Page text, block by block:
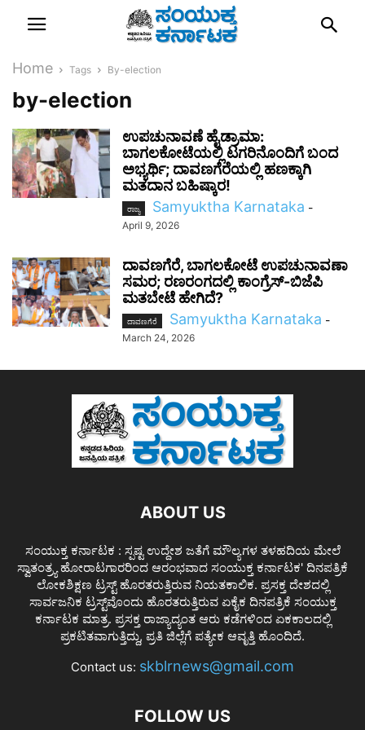
Home Tags By-election
by-election
ಉಪಚುನಾವಣೆ ಹೈಡ್ರಾಮಾ:
ಬಾಗಲಕೋಟೆಯಲ್ಲಿ ಟಗರಿನೊಂದಿಗೆ ಬಂದ
ಅಭ್ಯರ್ಥಿ; ದಾವಣಗೆರೆಯಲ್ಲಿ ಹಣಕ್ಕಾಗಿ
ಮತದಾನ ಬಹಿಷ್ಕಾರ!
ರಾಜ್ಯ Samyuktha Karnataka -
April 9, 2026
ದಾವಣಗೆರೆ, ಬಾಗಲಕೋಟೆ ಉಪಚುನಾವಣಾ
ಸಮರ; ರಣರಂಗದಲ್ಲಿ ಕಾಂಗ್ರೆಸ್-ಬಿಜೆಪಿ
ಮತಬೇಟೆ ಹೇಗಿದೆ?
ದಾವಣಗೆರೆ Samyuktha Karnataka -
March 24, 2026
ABOUT US
ಸಂಯುಕ್ತ ಕರ್ನಾಟಕ : ಸ್ಪಷ್ಟ ಉದ್ದೇಶ ಜತೆಗೆ ಮೌಲ್ಯಗಳ ತಳಹದಿಯ ಮೇಲೆ
ಸ್ವಾತಂತ್ರ್ಯ ಹೋರಾಟಗಾರರಿಂದ ಆರಂಭವಾದ ಸಂಯುಕ್ತ ಕರ್ನಾಟಕ' ದಿನಪತ್ರಿಕೆ
ಲೋಕಶಿಕ್ಷಣ ಟ್ರಸ್ಟ್ ಹೊರತರುತ್ತಿರುವ ನಿಯತಕಾಲಿಕ. ಪ್ರಸಕ್ತ ದೇಶದಲ್ಲಿ
ಸಾರ್ವಜನಿಕ ಟ್ರಸ್ಟ್‌ವೊಂದು ಹೊರತರುತ್ತಿರುವ ಏಕೈಕ ದಿನಪತ್ರಿಕೆ ಸಂಯುಕ್ತ
ಕರ್ನಾಟಕ ಮಾತ್ರ. ಪ್ರಸಕ್ತ ರಾಜ್ಯಾದ್ಯಂತ ಆರು ಕಡೆಗಳಿಂದ ಏಕಕಾಲದಲ್ಲಿ
ಪ್ರಕಟಿತವಾಗುತ್ತಿದ್ದು, ಪ್ರತಿ ಜಿಲ್ಲೆಗೆ ಪತ್ಯೇಕ ಆವೃತ್ತಿ ಹೊಂದಿದೆ.
Contact us: skblrnews@gmail.com
FOLLOW US